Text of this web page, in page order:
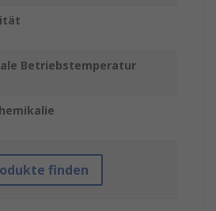
Betriebstemperatur
finden